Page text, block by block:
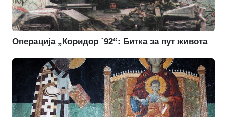
Операција „Коридор `92“: Битка за пут живота